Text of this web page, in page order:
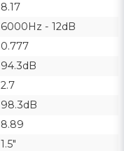
8.17
6000Hz - 12dB
0.777
94.3dB
2.7
98.3dB
8.89
1.5"